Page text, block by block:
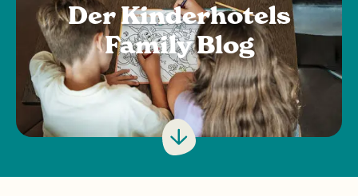
Der Kinderhotels
Family Blog